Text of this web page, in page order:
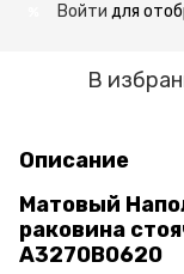
Войти для
В
Описание
Матовый
раковина
A3270B0620